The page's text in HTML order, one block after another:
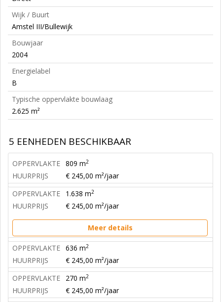
Wijk / Buurt
Amstel III/Bullewijk
Bouwjaar
2004
Energielabel
B
Typische oppervlakte bouwlaag
2.625 m²
5 EENHEDEN BESCHIKBAAR
OPPERVLAKTE 809 m2
HUURPRIJS
€ 245,00 m²/jaar
OPPERVLAKTE
1.638 m2
HUURPRIJS € 245,00 m²/jaar
Meer details
OPPERVLAKTE 636 m2
HUURPRIJS
€ 245,00 m²/jaar
OPPERVLAKTE
270 m2
HUURPRIJS
€ 245,00 m²/jaar